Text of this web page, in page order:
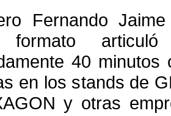
Fernando
articuló
40
en los stands de
y otras